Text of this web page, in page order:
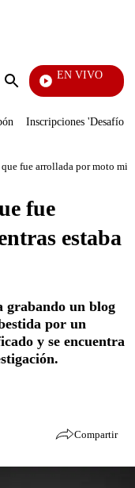
Enviar
EN VIVO
Pura Diversión
Inscripciones 'Desafío'
fue arrollada por moto
fue
estaba
grabando un blog
por un
y se encuentra
Compartir